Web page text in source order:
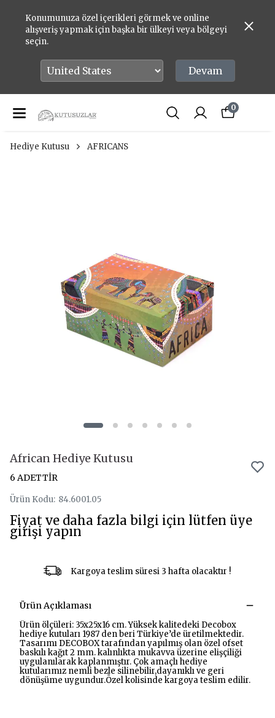
Konumunuza özel içerikleri görmek ve online
alışveriş yapmak için başka bir ülkeyi veya bölgeyi
seçin.
Devam
0
Hediye Kutusu AFRICANS
African Hediye Kutusu
6 ADETTİR
Ürün Kodu: 84.6001.05
Fiyat ve daha fazla bilgi için lütfen üye
girişi yapın
Kargoya teslim süresi 3 hafta olacaktır !
Ürün Açıklaması
Ürün ölçüleri: 35x25x16 cm. Yüksek kalitedeki Decobox
hediye kutuları 1987 den beri Türkiye’de üretilmektedir.
Tasarımı DECOBOX tarafından yapılmış olan özel ofset
baskılı kağıt 2 mm. kalınlıkta mukavva üzerine elişçiliği
uygulanılarak kaplanmıştır. Çok amaçlı hediye
kutularımız nemli bezle silinebilir,dayanıklı ve geri
dönüşüme uygundur.Özel kolisinde kargoya teslim edilir.